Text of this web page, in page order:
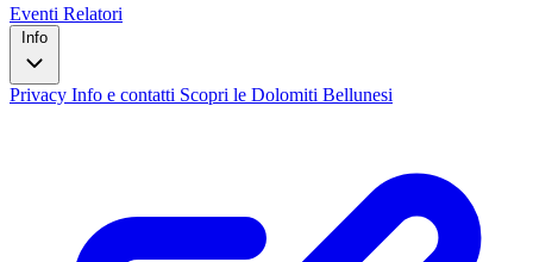
Eventi Relatori
Info
Privacy Info e contatti Scopri le Dolomiti Bellunesi